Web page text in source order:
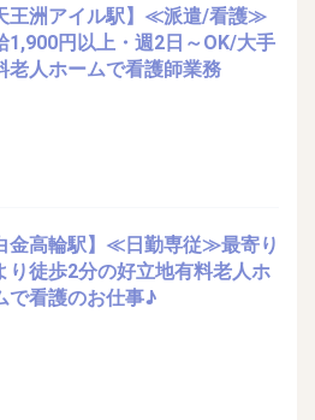
王洲アイル駅】≪派遣/看護≫
1,900円以上・週2日～OK/大手
老人ホームで看護師業務
金高輪駅】≪日勤専従≫最寄り
り徒歩2分の好立地有料老人ホ
で看護のお仕事♪